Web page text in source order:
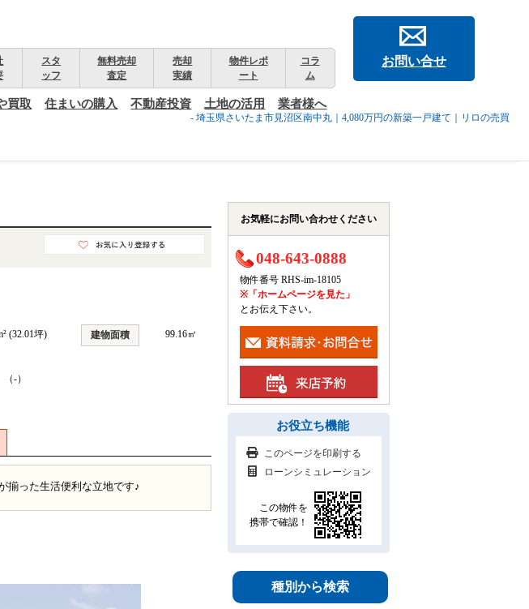
- 埼玉県さいたま市見沼区南中丸｜4,080万円の新築一戸建て｜リロの売買
スタ
ッフ
無料売却
査定
売却
実績
物件レポ
ート
コラ
ム
買取 住まいの購入 不動産投資 土地の活用 業者様へ
お問い合せ
(32.01坪) 建物面積 99.16㎡
-）
揃った生活便利な立地です♪
お気軽にお問い合わせください
048-643-0888
物件番号 RHS-im-18105
※「ホームページを見た」
とお伝え下さい。
お役立ち機能
このページを印刷する
ローンシミュレーション
この物件を
携帯で確認！
種別から検索